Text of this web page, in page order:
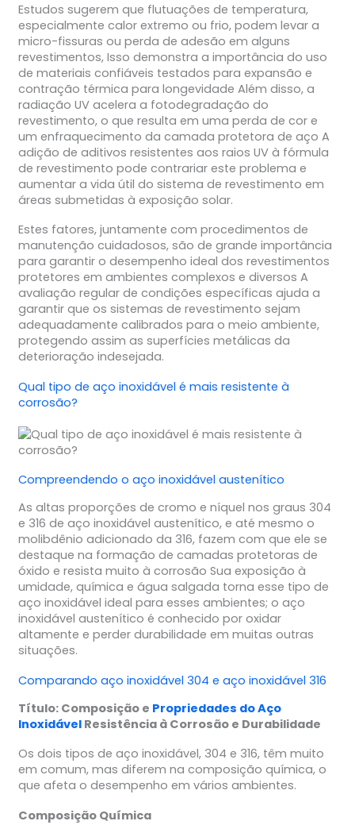
Estudos sugerem que flutuações de temperatura,
especialmente calor extremo ou frio, podem levar a
micro-fissuras ou perda de adesão em alguns
revestimentos, Isso demonstra a importância do uso
de materiais confiáveis testados para expansão e
contração térmica para longevidade Além disso, a
radiação UV acelera a fotodegradação do
revestimento, o que resulta em uma perda de cor e
um enfraquecimento da camada protetora de aço A
adição de aditivos resistentes aos raios UV à fórmula
de revestimento pode contrariar este problema e
aumentar a vida útil do sistema de revestimento em
áreas submetidas à exposição solar.
Estes fatores, juntamente com procedimentos de
manutenção cuidadosos, são de grande importância
para garantir o desempenho ideal dos revestimentos
protetores em ambientes complexos e diversos A
avaliação regular de condições específicas ajuda a
garantir que os sistemas de revestimento sejam
adequadamente calibrados para o meio ambiente,
protegendo assim as superfícies metálicas da
deterioração indesejada.
Qual tipo de aço inoxidável é mais resistente à
corrosão?
Compreendendo o aço inoxidável austenítico
As altas proporções de cromo e níquel nos graus 304
e 316 de aço inoxidável austenítico, e até mesmo o
molibdênio adicionado da 316, fazem com que ele se
destaque na formação de camadas protetoras de
óxido e resista muito à corrosão Sua exposição à
umidade, química e água salgada torna esse tipo de
aço inoxidável ideal para esses ambientes; o aço
inoxidável austenítico é conhecido por oxidar
altamente e perder durabilidade em muitas outras
situações.
Comparando aço inoxidável 304 e aço inoxidável 316
Título: Composição e Propriedades do Aço
InoxidávelResistência à Corrosão e Durabilidade
Os dois tipos de aço inoxidável, 304 e 316, têm muito
em comum, mas diferem na composição química, o
que afeta o desempenho em vários ambientes.
Composição Química